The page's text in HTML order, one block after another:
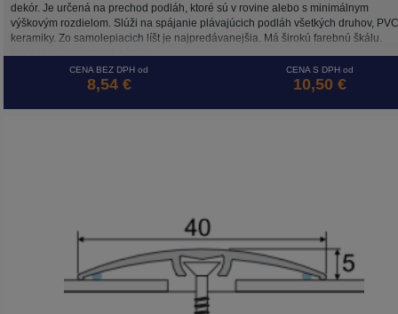
dekór. Je určená na prechod podláh, ktoré sú v rovine alebo s minimálnym
výškovým rozdielom. Slúži na spájanie plávajúcich podláh všetkých druhov,
keramiky. Zo samolepiacich líšt je najpredávanejšia. Má širokú farebnú škálu.
Ideálna na podlahové kúrenie.
CENA BEZ DPH od
8,54 €
CENA S DPH od
10,50 €